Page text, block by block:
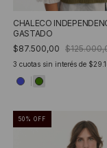
CHALECO
GASTADO
$87.500,00
3 cuotas sin interés de
50 % OFF